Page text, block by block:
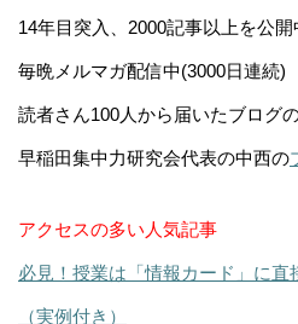
14年目突入、2000記事以上を公開
毎晩メルマガ配信中(3000日連続)
読者さん100人から届いたブログ
早稲田集中力研究会代表の中西の
アクセスの多い人気記事
必見！授業は「情報カード」に直
（実例付き）